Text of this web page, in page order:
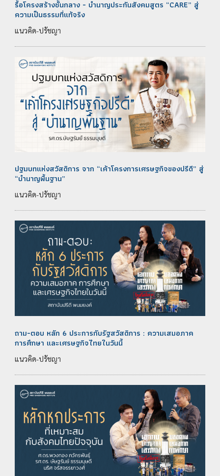
รื้อโครงสร้างชั้นกลาง - บำนาญประกันสังคมสูตร “CARE” สู่
ความเป็นธรรมที่แท้จริง
แนวคิด-ปรัชญา
ปฐมบทแห่งสวัสดิการ จาก “เค้าโครงการเศรษฐกิจของปรีดี” สู่
“บำนาญพื้นฐาน”
แนวคิด-ปรัชญา
ถาม-ตอบ หลัก 6 ประการกับรัฐสวัสดิการ : ความเสมอภาค
การศึกษา และเศรษฐกิจไทยในวันนี้
แนวคิด-ปรัชญา